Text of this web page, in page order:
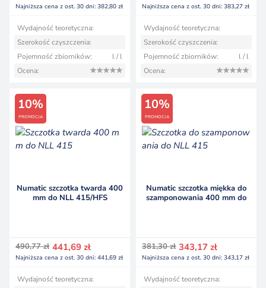
cena
402,95 zł.
cena
382,80 zł.
Najniższa cena z ost. 30 dni: 382,80 zł
Wydajność teoretyczna:
Szerokość czyszczenia:
Pojemność zbiorników:
l / l
Ocena:
cena
403,44 zł.
cena
383,27 zł.
Najniższa cena z ost. 30 dni: 383,27 zł
Wydajność teoretyczna:
Szerokość czyszczenia:
Pojemność zbiorników:
l / l
Ocena:
10%
PROMOCJA
Numatic szczotka twarda 400
mm do NLL 415/HFS
490,77zł
Pierwotna
cena
490,77 zł.
441,69 zł
Aktualna
cena
441,69 zł.
Najniższa cena z ost. 30 dni: 441,69 zł
Wydajność teoretyczna:
10%
PROMOCJA
Numatic szczotka miękka do
szamponowania 400 mm do
381,30zł
Pierwotna
cena
381,30 zł.
343,17 zł
Aktualna
cena
343,17 zł.
Najniższa cena z ost. 30 dni: 343,17 zł
Wydajność teoretyczna: